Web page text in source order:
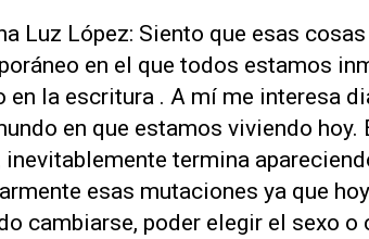
Luz López: Siento que esas
en el que todos estamos
en la escritura . A mí me interesa
en que estamos viviendo
inevitablemente termina
esas mutaciones ya que
cambiarse, poder elegir el sexo o